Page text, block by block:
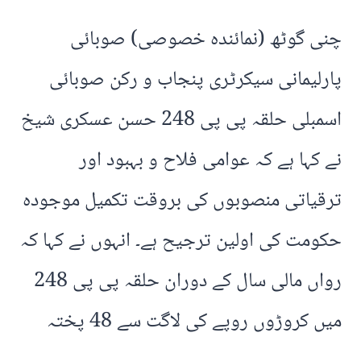
چنی گوٹھ (نمائندہ خصوصی) صوبائی
پارلیمانی سیکرٹری پنجاب و رکن صوبائی
اسمبلی حلقہ پی پی 248 حسن عسکری شیخ
نے کہا ہے کہ عوامی فلاح و بہبود اور
ترقیاتی منصوبوں کی بروقت تکمیل موجودہ
حکومت کی اولین ترجیح ہے۔ انہوں نے کہا کہ
رواں مالی سال کے دوران حلقہ پی پی 248
میں کروڑوں روپے کی لاگت سے 48 پختہ